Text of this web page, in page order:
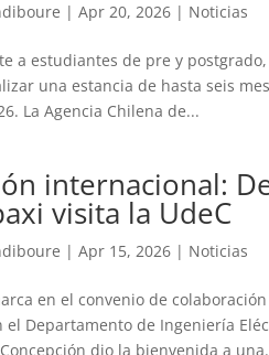
| Apr 20, 2026 | Noticias
a estudiantes de pre y
una estancia de hasta seis
La Agencia Chilena de...
internacional:
visita la UdeC
| Apr 15, 2026 | Noticias
en el convenio de
el Departamento de Ingeniería
dio la bienvenida a